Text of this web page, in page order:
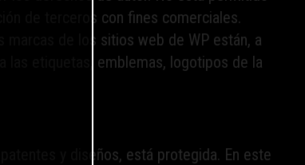
de terceros con fines comerciales.
de los sitios web de WP están, a
las etiquetas, emblemas, logotipos de la
y diseños, está protegida. En este